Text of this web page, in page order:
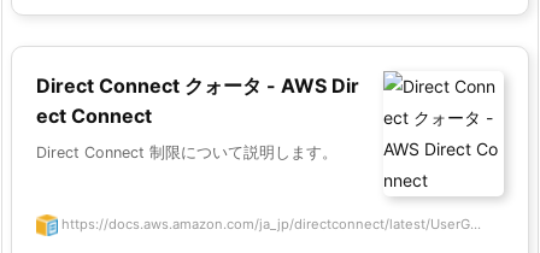
Direct Connect クォータ - AWS Dir
ect Connect
Direct Connect 制限について説明します。
https://docs.aws.amazon.com/ja_jp/directconnect/latest/UserG...